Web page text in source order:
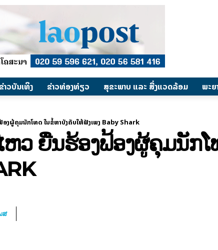
າວບັນເທິງ ​ຂ່າວທ່ອງທ່ຽວ ສຸຂະພາບ ແລະ ສີ່ງແວດລ້ອມ ພະຍ
ຜູ້ຄຸມນັກໂທດ ໃນຂໍ້ຫາບັງຄັບໃຫ້ຟັງເພງ Baby Shark
ວ ຍື່ນຮ້ອງຟ້ອງຜູ້ຄຸມນັກ
ສ